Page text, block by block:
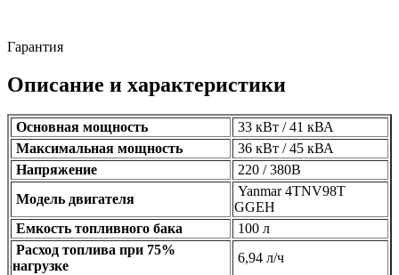
Гарантия
Описание и характеристики
Основная мощность
33 кВт / 41 кВА
Максимальная мощность
36 кВт / 45 кВА
Напряжение
220 / 380В
Модель двигателя
Yanmar 4TNV98T
GGEH
Емкость топливного бака
100 л
Расход топлива при 75%
нагрузке
6,94 л/ч